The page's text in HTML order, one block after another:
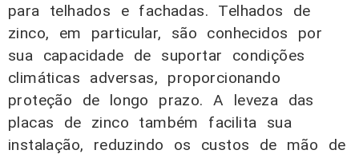
para telhados e fachadas. Telhados de
zinco, em particular, são conhecidos por
sua capacidade de suportar condições
climáticas adversas, proporcionando
proteção de longo prazo. A leveza das
placas de zinco também facilita sua
instalação, reduzindo os custos de mão de